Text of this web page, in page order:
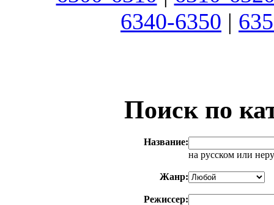
6340-6350 |
Поиск по
Название:
на русском или
Жанр:
Режиссер: